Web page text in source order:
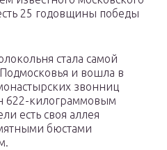
25 годовщины победы
стала самой
и вошла в
звонниц
622-килограммовым
есть своя аллея
бюстами